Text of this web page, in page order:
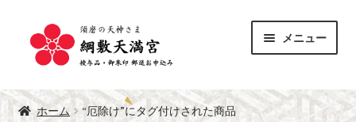
ー
シ
ン
ツ
メニュー
授与品
ブ
ホーム “厄除け”にタグ付けされた商品